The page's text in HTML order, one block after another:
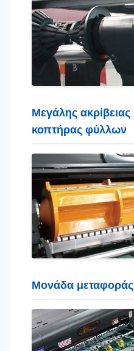
Μεγάλης
κοπτήρας φύλλων
Μονάδα μεταφοράς